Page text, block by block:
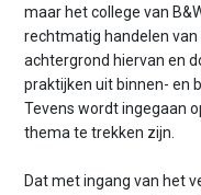
m
a
n
maar het college van
rechtmatig handelen
achtergrond hiervan en
praktijken uit binnen- en
Tevens wordt ingegaan
thema te trekken zijn.
Dat met ingang van het